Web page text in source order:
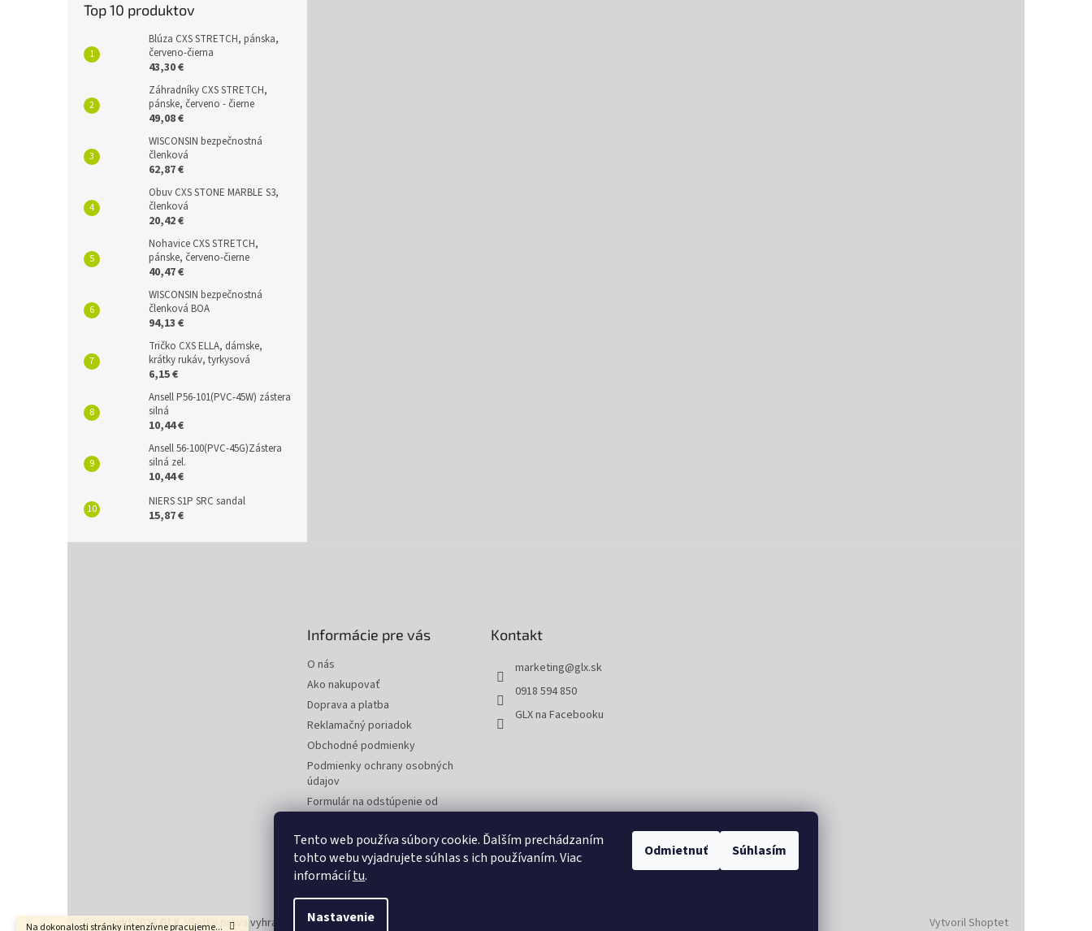
Tento web používa súbory cookie. Ďalším prechádzaním
tohto webu vyjadrujete súhlas s ich používaním. Viac
informáciítu.
Nastavenie
Odmietnuť Súhlasím
Na dokonalosti stránky intenzívne pracujeme...
Top 10 produktov
Blúza CXS STRETCH, pánska,
červeno-čierna
43,30 €
Záhradníky CXS STRETCH,
pánske, červeno - čierne
49,08 €
WISCONSIN bezpečnostná
členková
62,87 €
Obuv CXS STONE MARBLE S3,
členková
20,42 €
Nohavice CXS STRETCH,
pánske, červeno-čierne
40,47 €
WISCONSIN bezpečnostná
členková BOA
94,13 €
Tričko CXS ELLA, dámske,
krátky rukáv, tyrkysová
6,15 €
Ansell P56-101(PVC-45W) zástera
silná
10,44 €
Ansell 56-100(PVC-45G)Zástera
silná zel.
10,44 €
NIERS S1P SRC sandal
15,87 €
Informácie pre vás
O nás
Ako nakupovať
Doprava a platba
Reklamačný poriadok
Obchodné podmienky
Podmienky ochrany osobných
údajov
Formulár na odstúpenie od
Formulár na reklamáciu tovaru
Kontakty
Kontakt
marketing@glx.sk
0918 594 850
GLX na Facebooku
Vytvoril Shoptet
Copyright 2026GLX. Všetky práva vyhradené. Upraviť nastavenie cookies